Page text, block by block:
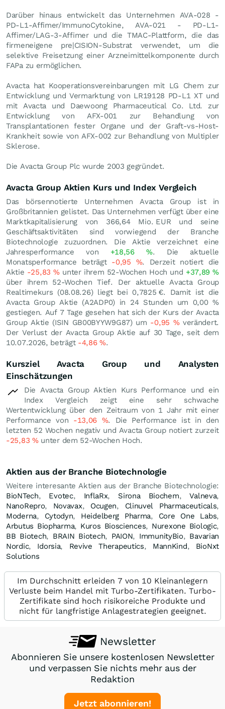
Darüber hinaus entwickelt das Unternehmen AVA-028 -
PD-L1-Affimer/ImmunoCytokine, AVA-021 - PD-L1-
Affimer/LAG-3-Affimer und die TMAC-Plattform, die das
firmeneigene pre|CISION-Substrat verwendet, um die
selektive Freisetzung einer Arzneimittelkomponente durch
FAPa zu ermöglichen.
Avacta hat Kooperationsvereinbarungen mit LG Chem zur
Entwicklung und Vermarktung von LR19128 PD-L1 XT und
mit Avacta und Daewoong Pharmaceutical Co. Ltd. zur
Entwicklung von AFX-001 zur Behandlung von
Transplantationen fester Organe und der Graft-vs-Host-
Krankheit sowie von AFX-002 zur Behandlung von Multipler
Sklerose.
Die Avacta Group Plc wurde 2003 gegründet.
Avacta Group Aktien Kurs und Index Vergleich
Das börsennotierte Unternehmen Avacta Group ist in
Großbritannien gelistet. Das Unternehmen verfügt über eine
Marktkapitalisierung von 366,64 Mio. EUR und seine
Geschäftsaktivitäten sind vorwiegend der Branche
Biotechnologie zuzuordnen. Die Aktie verzeichnet eine
Jahresperformance von +18,56%. Die aktuelle
Monatsperformance beträgt -0,95 %. Derzeit notiert die
Aktie -25,83%unter ihrem 52-Wochen Hoch und +37,89%
über ihrem 52-Wochen Tief. Der aktuelle Avacta Group
Realtimekurs (08.08.26) liegt bei 0,7825 €. Damit ist die
Avacta Group Aktie (A2ADP0) in 24 Stunden um 0,00%
gestiegen. Auf 7 Tage gesehen hat sich der Kurs der Avacta
Group Aktie (ISIN GB00BYYW9G87) um -0,95 %verändert.
Der Verlust der Avacta Group Aktie auf 30 Tage, seit dem
10.07.2026, beträgt -4,86%.
Kursziel Avacta Group und Analysten
Einschätzungen
Die Avacta Group Aktien Kurs Performance und ein
Index Vergleich zeigt eine sehr schwache
Wertentwicklung über den Zeitraum von 1 Jahr mit einer
Performance von -13,06 %. Die Performance ist in den
letzten 52 Wochen negativ und Avacta Group notiert zurzeit
-25,83 %unter dem 52-Wochen Hoch.
Aktien aus der Branche Biotechnologie
Weitere interesante Aktien aus der Branche Biotechnologie:
BioNTech, Evotec, InflaRx, Sirona Biochem,Valneva,
NanoRepro, Novavax, Ocugen, Clinuvel Pharmaceuticals,
Moderna, Cytodyn, Heidelberg Pharma, Core One Labs,
Arbutus Biopharma, Kuros Biosciences, Nurexone Biologic,
BB Biotech, BRAIN Biotech, PAION, ImmunityBio, Bavarian
Nordic, Idorsia, Revive Therapeutics, MannKind, BioNxt
Solutions
Im Durchschnitt erleiden 7 von 10 Kleinanlegern
Verluste beim Handel mit Turbo-Zertifikaten. Turbo-
Zertifikate sind hoch risikoreiche Produkte und
nicht für langfristige Anlagestrategien geeignet.
Newsletter
Abonnieren Sie unsere kostenlosen Newsletter
und verpassen Sie nichts mehr aus der
Redaktion
Jetzt abonnieren!